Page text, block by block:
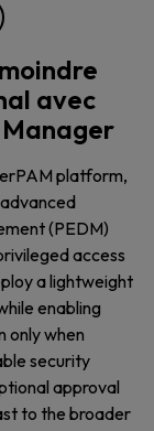
avec
platform,
(PEDM)
access
a lightweight
enabling
only when
security
approval
to the broader